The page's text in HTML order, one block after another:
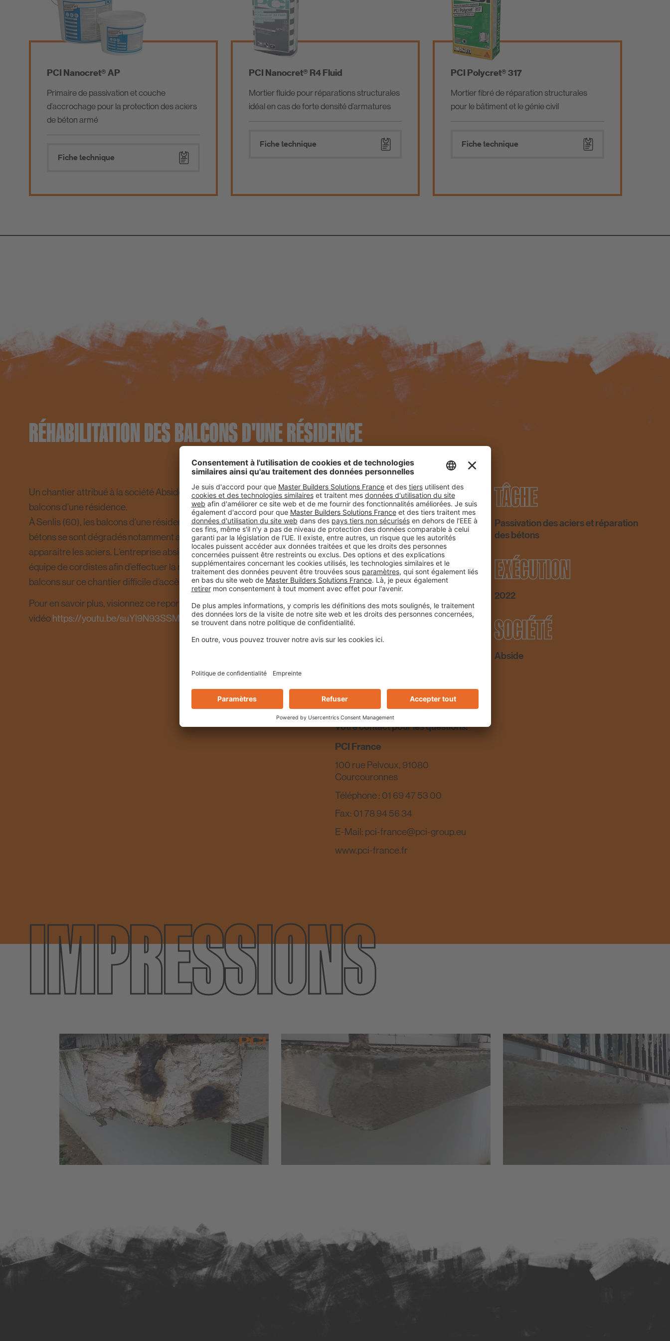
PCI Nanocret® AP
Primaire de passivation et couche
d’accrochage pour la protection des aciers
de béton armé
Fiche technique
PCI Nanocret® R4 Fluid
Mortier fluide pour réparations structurales
idéal en cas de forte densité d’armatures
Fiche technique
PCI Polycret® 317
Mortier fibré de réparation structurales
pour le bâtiment et le génie civil
Fiche technique
RÉHABILITATION DES BALCONS D'UNE RÉSIDENCE
Un chantier attribué à la société Abside en charge de la rénovation des
balcons d’une résidence.
À Senlis (60), les balcons d'une résidence devaient être rénovés. Les
bétons se sont dégradés notamment aux angles des balcons, laissant
apparaitre les aciers. L’entreprise abside est donc intervenu avec son
équipe de cordistes afin d’effectuer la reconstitution de ces nez de
balcons sur ce chantier difficile d’accès.
Pour en savoir plus, visionnez ce reportage
vidéo https://youtu.be/suYl9N93SSM
DATE
15.08.2022
TÂCHE
Passivation des aciers et réparation
des bétons
LIEU
Senlis
EXÉCUTION
2022
LES SOLUTIONS PCI
UTILISÉES
R4 Fluid, PCI Polycret® 317
SOCIÉTÉ
Abside
Votre contact pour les questions:
PCI France
100 rue Pelvoux, 91080
Courcouronnes
Téléphone : 01 69 47 53 00
Fax: 01 78 94 56 34
E-Mail: pci-france@pci-group.eu
www.pci-france.fr
IMPRESSIONS